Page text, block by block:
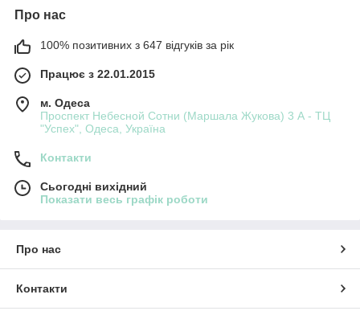
Про нас
100% позитивних з 647 відгуків за рік
Працює з 22.01.2015
м. Одеса
Проспект Небесной Сотни (Маршала Жукова) 3 А - ТЦ
"Успех", Одеса, Україна
Контакти
Сьогодні вихідний
Показати весь графік роботи
Про нас
Контакти